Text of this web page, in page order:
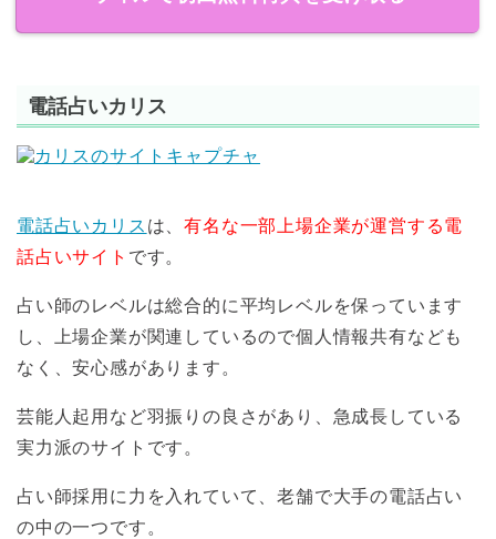
電話占いカリス
電話占いカリス は、有名な一部上場企業が運営する電
話占いサイト です。
占い師のレベルは総合的に平均レベルを保っています
し、上場企業が関連しているので個人情報共有なども
なく、安心感があります。
芸能人起用など羽振りの良さがあり、急成長している
実力派のサイトです。
占い師採用に力を入れていて、老舗で大手の電話占い
の中の一つです。